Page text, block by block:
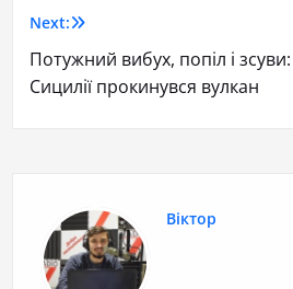
Next:
Потужний вибух, попіл і зсуви:
Сицилії прокинувся вулкан
Віктор